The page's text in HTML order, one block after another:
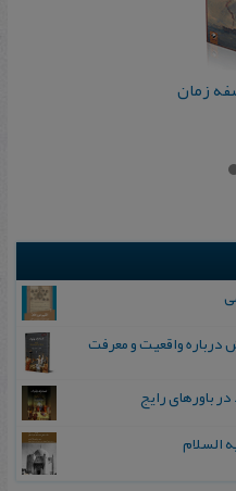
زمان
واقعیت و معرفت
باورهای رایج
السلام